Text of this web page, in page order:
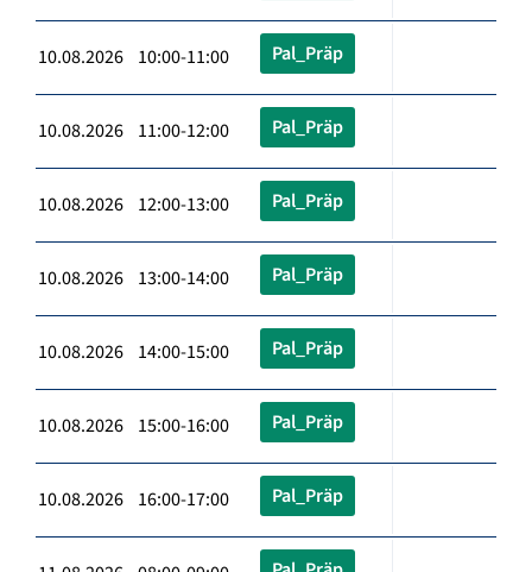
10.08.2026 10:00-11:00 Pal_Präp
10.08.2026 11:00-12:00 Pal_Präp
10.08.2026 12:00-13:00 Pal_Präp
10.08.2026 13:00-14:00 Pal_Präp
10.08.2026 14:00-15:00 Pal_Präp
10.08.2026 15:00-16:00 Pal_Präp
10.08.2026 16:00-17:00 Pal_Präp